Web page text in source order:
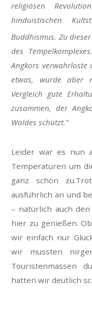
religiösen Revolution
hinduistischen
Buddhismus. Zu
des
Angkors verwahrloste
etwas, wurde aber
Vergleich gute
zusammen, der
Waldes schützt.”
Leider war es nun
Temperaturen um
ganz schön
ausführlich an und
– natürlich auch
hier zu genießen.
wir einfach nur
wir mussten
Touristenmassen
hatten wir deutlich